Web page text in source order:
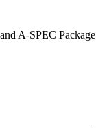
A-SPEC Package